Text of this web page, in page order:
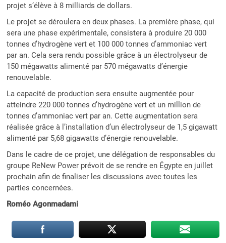
projet s’élève à 8 milliards de dollars.
Le projet se déroulera en deux phases. La première phase, qui
sera une phase expérimentale, consistera à produire 20 000
tonnes d’hydrogène vert et 100 000 tonnes d’ammoniac vert
par an. Cela sera rendu possible grâce à un électrolyseur de
150 mégawatts alimenté par 570 mégawatts d’énergie
renouvelable.
La capacité de production sera ensuite augmentée pour
atteindre 220 000 tonnes d’hydrogène vert et un million de
tonnes d’ammoniac vert par an. Cette augmentation sera
réalisée grâce à l’installation d’un électrolyseur de 1,5 gigawatt
alimenté par 5,68 gigawatts d’énergie renouvelable.
Dans le cadre de ce projet, une délégation de responsables du
groupe ReNew Power prévoit de se rendre en Égypte en juillet
prochain afin de finaliser les discussions avec toutes les
parties concernées.
Roméo Agonmadami